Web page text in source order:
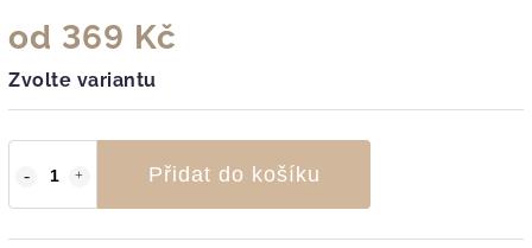
od 369 Kč
Zvolte variantu
Přidat do košíku